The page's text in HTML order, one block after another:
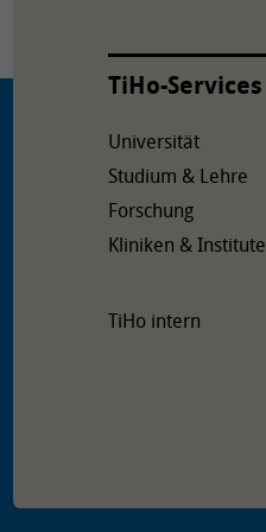
TiHo-Services
Universität
Studium & Lehre
Forschung
Kliniken & Institute
TiHo intern